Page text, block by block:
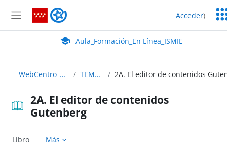
Panel lateral
Aula_Formación_En Línea_ISMIE Acceder)
Aula Virtual de EducaMadrid:
Aula_Formación_En Línea_ISMIE
WebCentro_C35 TEMA 2
2A. El editor de contenidos
Gutenberg
Libro Más